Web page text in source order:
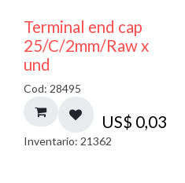
Terminal end cap
25/C/2mm/Raw x
und
Cod: 28495
US$ 0,03
Inventario: 21362